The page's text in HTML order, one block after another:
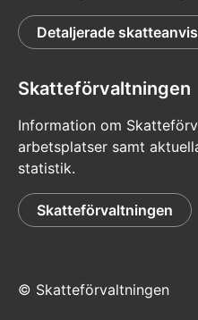
Detaljerade
Skatteförvaltningen
Information om
arbetsplatser samt
statistik.
Skatteförvaltningen
© Skatteförvaltningen